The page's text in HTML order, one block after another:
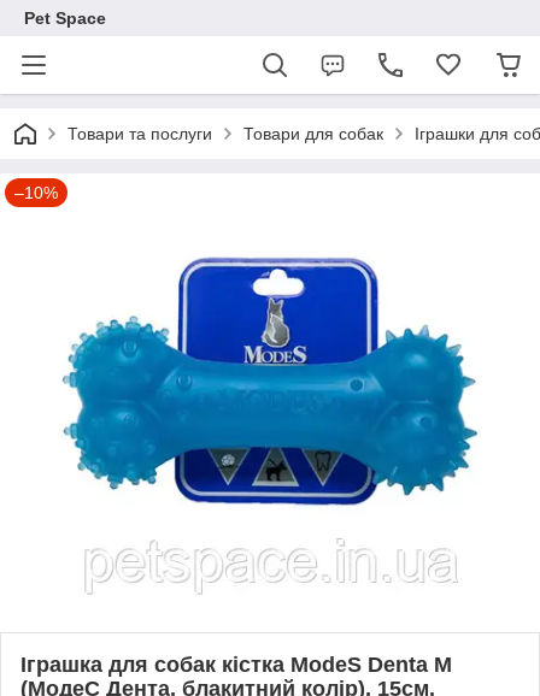
Pet Space
Товари та послуги Товари для собак Іграшки для
–10%
Іграшка для собак кістка ModeS Denta M
(МодеС Дента, блакитний колір), 15см.